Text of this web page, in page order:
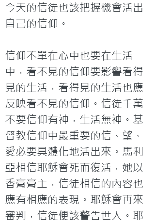
今天的信徒也該把握機會活出
自己的信仰。
信仰不單在心中也要在生活
中，看不見的信仰要影響看得
見的生活，看得見的生活也應
反映看不見的信仰。信徒千萬
不要信仰有神，生活無神。基
督教信仰中最重要的信、望、
愛必要具體化地活出來。馬利
亞相信耶穌會死而復活，她以
香膏膏主，信徒相信的內容也
應有相應的表現。耶穌會再來
審判，信徒便該警告世人。耶